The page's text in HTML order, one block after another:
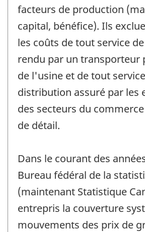
facteurs de production
capital, bénéfice). Ils
les coûts de tout service
rendu par un transporteur
de l'usine et de tout
distribution assuré par les
des secteurs du
de détail.
Dans le courant des
Bureau fédéral de la
(maintenant Statistique
entrepris la couverture
mouvements des prix de